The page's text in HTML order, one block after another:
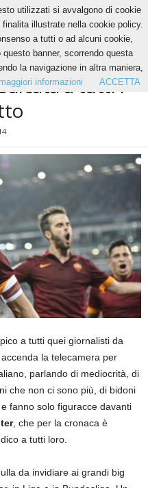
i giornalisti da salotto
a tutti i
a tutti quei giornalisti da
la telecamera per
parlando di mediocrità, di
che non ci sono più, di bidoni
fanno solo figuracce davanti
, che per la cronaca è
a tutti loro.
da invidiare ai grandi big
utilizzati si avvalgono di cookie
illustrate nella cookie policy.
a tutti o ad alcuni cookie,
banner, scorrendo questa
la navigazione in altra maniera,
maggiori informazioni ACCETTA